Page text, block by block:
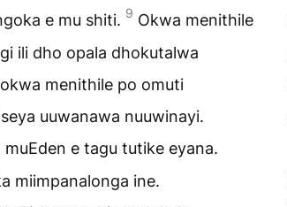
e mu shiti. 9 Okwa menithile
ili dho opala dhokutalwa
menithile po omuti
uuwanawa nuuwinayi.
e tagu tutike eyana.
miimpanalonga ine.